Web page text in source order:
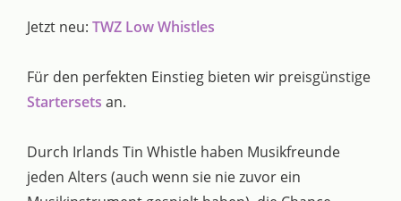
Jetzt neu: TWZ Low Whistles
Für den perfekten Einstieg bieten wir preisgünstige
Startersets an.
Durch Irlands Tin Whistle haben Musikfreunde
jeden Alters (auch wenn sie nie zuvor ein